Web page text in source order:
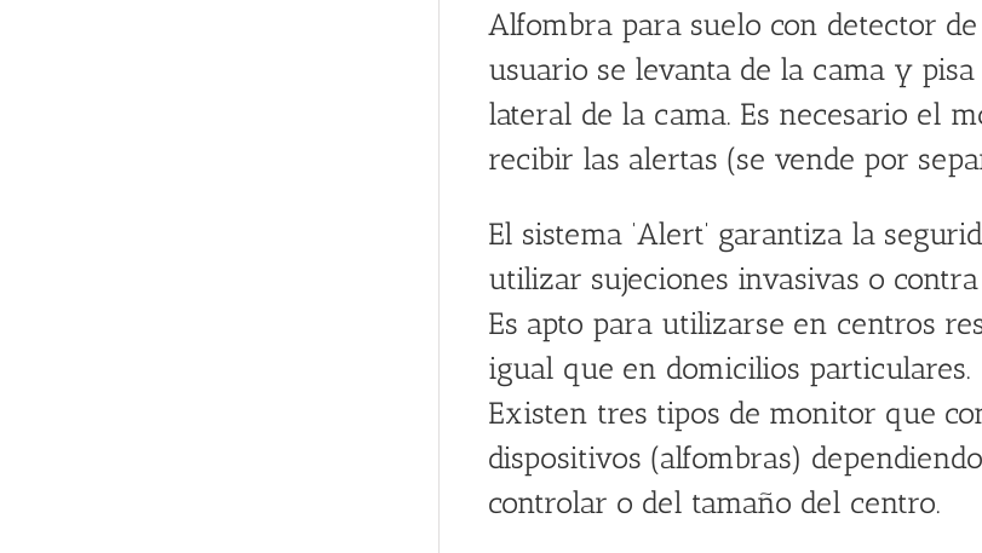
Alfombra para suelo con detector
usuario se levanta de la cama y
lateral de la cama. Es necesario el
recibir las alertas (se vende por
El sistema ‘Alert’ garantiza la
utilizar sujeciones invasivas o
Es apto para utilizarse en centros
igual que en domicilios particulares.
Existen tres tipos de monitor que
dispositivos (alfombras)
controlar o del tamaño del centro.